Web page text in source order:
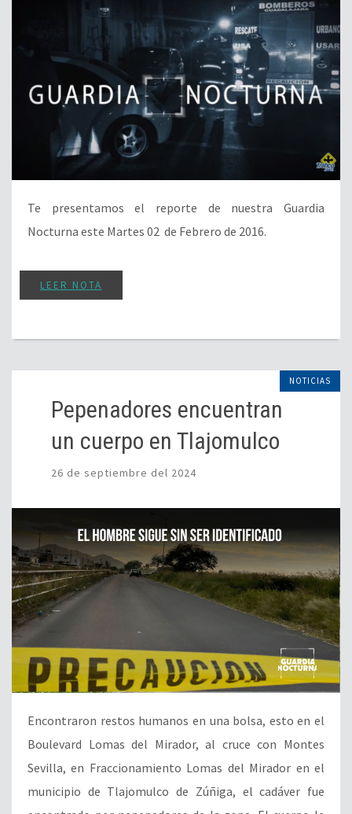
Te presentamos el reporte de nuestra Guardia
Nocturna este Martes 02 de Febrero de 2016.
LEER NOTA
NOTICIAS
Pepenadores encuentran
un cuerpo en Tlajomulco
26 de septiembre del 2024
Encontraron restos humanos en una bolsa, esto en el
Boulevard Lomas del Mirador, al cruce con Montes
Sevilla, en Fraccionamiento Lomas del Mirador en el
municipio de Tlajomulco de Zúñiga, el cadáver fue